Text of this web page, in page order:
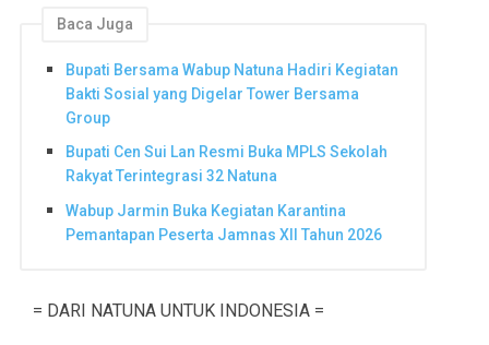
Baca Juga
Bupati Bersama Wabup Natuna Hadiri Kegiatan
Bakti Sosial yang Digelar Tower Bersama
Group
Bupati Cen Sui Lan Resmi Buka MPLS Sekolah
Rakyat Terintegrasi 32 Natuna
Wabup Jarmin Buka Kegiatan Karantina
Pemantapan Peserta Jamnas XII Tahun 2026
= DARI NATUNA UNTUK INDONESIA =